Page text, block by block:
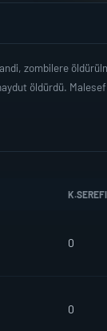
zombilere
öldürdü.
K.SEREFI
0
0